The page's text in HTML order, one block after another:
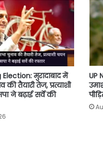
मुरादाबाद में
की तैयारी तेज, प्रत्याशी
ने बढ़ाई सर्वे की
UP